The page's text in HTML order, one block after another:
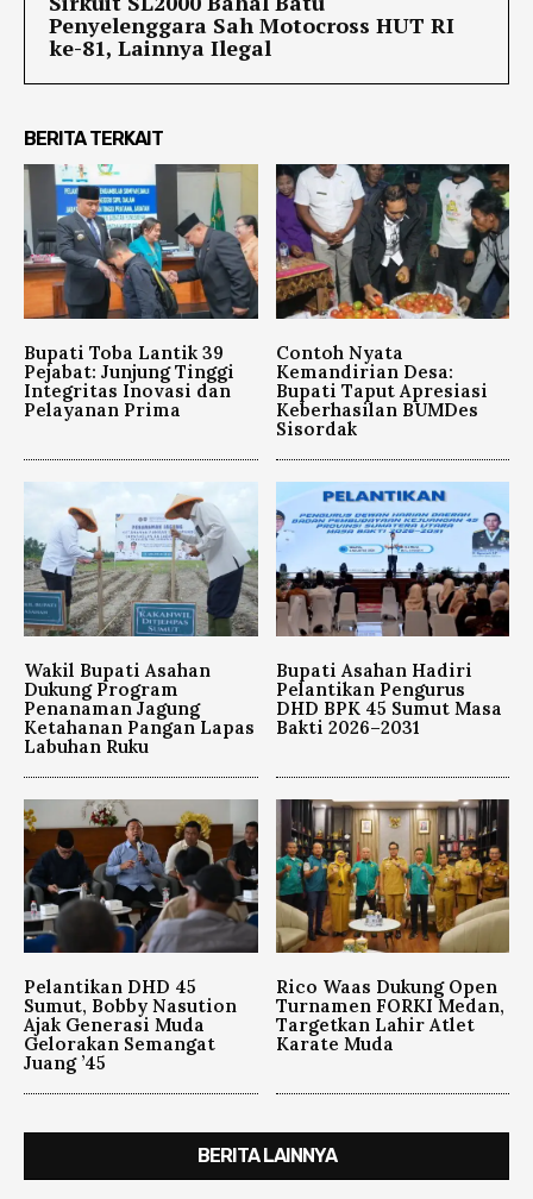
Penyelenggara Sah Motocross HUT RI
ke-81, Lainnya Ilegal
BERITA TERKAIT
Bupati Toba Lantik 39
Pejabat: Junjung Tinggi
Integritas Inovasi dan
Pelayanan Prima
Contoh Nyata
Kemandirian Desa:
Bupati Taput Apresiasi
Keberhasilan BUMDes
Sisordak
Wakil Bupati Asahan
Dukung Program
Penanaman Jagung
Ketahanan Pangan Lapas
Labuhan Ruku
Bupati Asahan Hadiri
Pelantikan Pengurus
DHD BPK 45 Sumut Masa
Bakti 2026–2031
Pelantikan DHD 45
Sumut, Bobby Nasution
Ajak Generasi Muda
Gelorakan Semangat
Juang ’45
Rico Waas Dukung Open
Turnamen FORKI Medan,
Targetkan Lahir Atlet
Karate Muda
BERITA LAINNYA